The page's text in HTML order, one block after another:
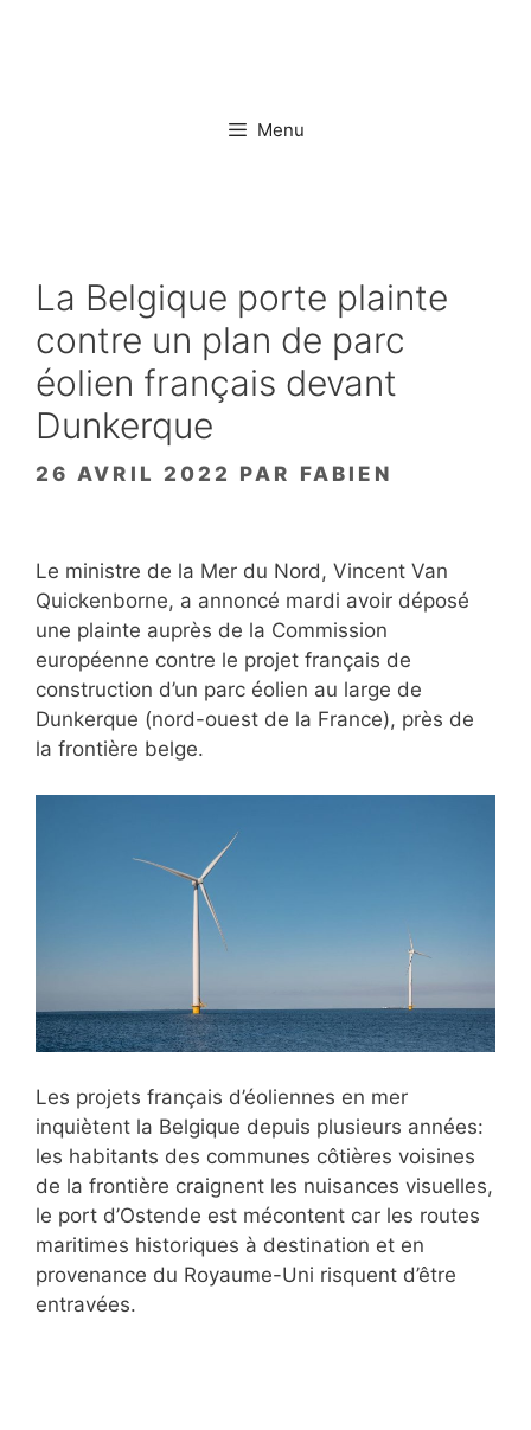
Menu
La Belgique porte plainte
contre un plan de parc
éolien français devant
Dunkerque
26 AVRIL 2022 PAR FABIEN
Le ministre de la Mer du Nord, Vincent Van
Quickenborne, a annoncé mardi avoir déposé
une plainte auprès de la Commission
européenne contre le projet français de
construction d’un parc éolien au large de
Dunkerque (nord-ouest de la France), près de
la frontière belge.
Les projets français d’éoliennes en mer
inquiètent la Belgique depuis plusieurs années:
les habitants des communes côtières voisines
de la frontière craignent les nuisances visuelles,
le port d’Ostende est mécontent car les routes
maritimes historiques à destination et en
provenance du Royaume-Uni risquent d’être
entravées.